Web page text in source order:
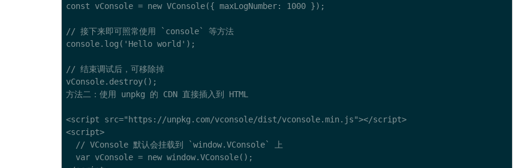
const vConsole = new VConsole({ maxLogNumber: 1000 });
// 接下来即可照常使用 `console` 等方法
console.log('Hello world');
// 结束调试后，可移除掉
vConsole.destroy();
方法二：使用 unpkg 的 CDN 直接插入到 HTML
<script src="https://unpkg.com/vconsole/dist/vconsole.min.js"></script>
<script>
  // VConsole 默认会挂载到 `window.VConsole` 上
  var vConsole = new window.VConsole();